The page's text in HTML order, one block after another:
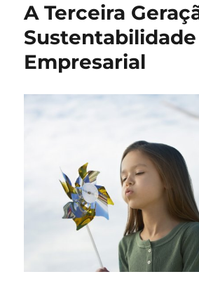
A Terceira
Sustentabilidade
Empresarial